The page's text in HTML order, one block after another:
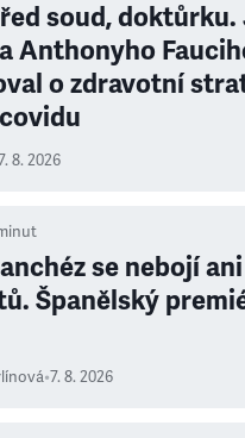
soud, doktůrku.
Anthonyho
o zdravotní
8. 2026
se nebojí
Španělský
•7. 8. 2026